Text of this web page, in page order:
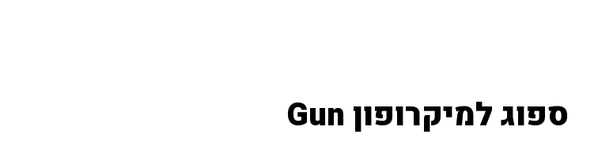
ספוג למיקרופון Gun